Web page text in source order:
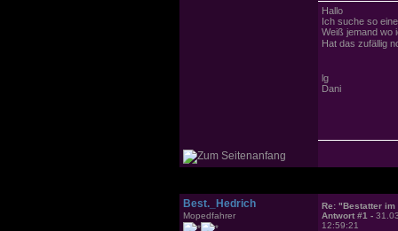
Hallo
Ich suche so
Weiß jemand wo
Hat das zufällig
lg
Dani
Best._Hedrich
Mopedfahrer
Re: "Bestatter im
Antwort #1 -
12:59:21